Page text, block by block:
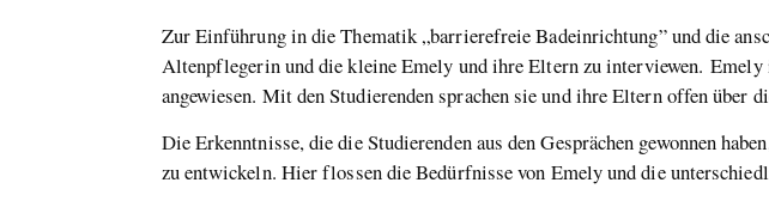
Zur Einführung in die Thematik „barrierefreie Badeinrichtung” und die
Altenpflegerin und die kleine Emely und ihre Eltern zu interviewen.
angewiesen. Mit den Studierenden sprachen sie und ihre Eltern offen über
Die Erkenntnisse, die die Studierenden aus den Gesprächen gewonnen
zu entwickeln. Hier flossen die Bedürfnisse von Emely und die